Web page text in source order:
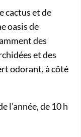
cactus et de
oasis de
des
et des
odorant, à côté
l’année, de 10 h